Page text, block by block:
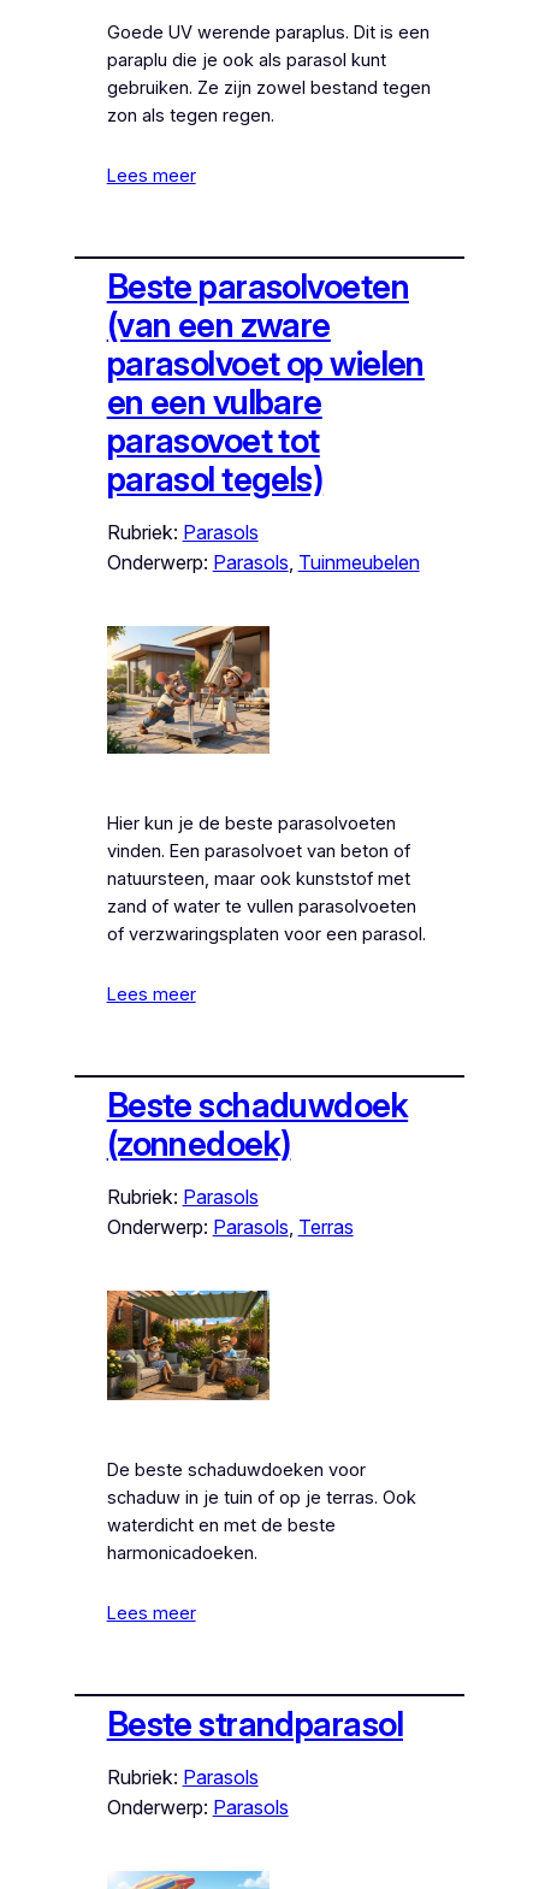
Goede UV werende paraplus. Dit is een
paraplu die je ook als parasol kunt
gebruiken. Ze zijn zowel bestand tegen
zon als tegen regen.
Lees meer
Beste parasolvoeten
(van een zware
parasolvoet op wielen
en een vulbare
parasovoet tot
parasol tegels)
Rubriek: Parasols
Onderwerp: Parasols, Tuinmeubelen
Hier kun je de beste parasolvoeten
vinden. Een parasolvoet van beton of
natuursteen, maar ook kunststof met
zand of water te vullen parasolvoeten
of verzwaringsplaten voor een parasol.
Lees meer
Beste schaduwdoek
(zonnedoek)
Rubriek: Parasols
Onderwerp: Parasols, Terras
De beste schaduwdoeken voor
schaduw in je tuin of op je terras. Ook
waterdicht en met de beste
harmonicadoeken.
Lees meer
Beste strandparasol
Rubriek: Parasols
Onderwerp: Parasols